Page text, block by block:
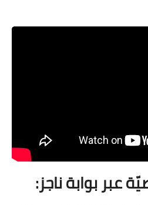
عبر بوابة ناجز: